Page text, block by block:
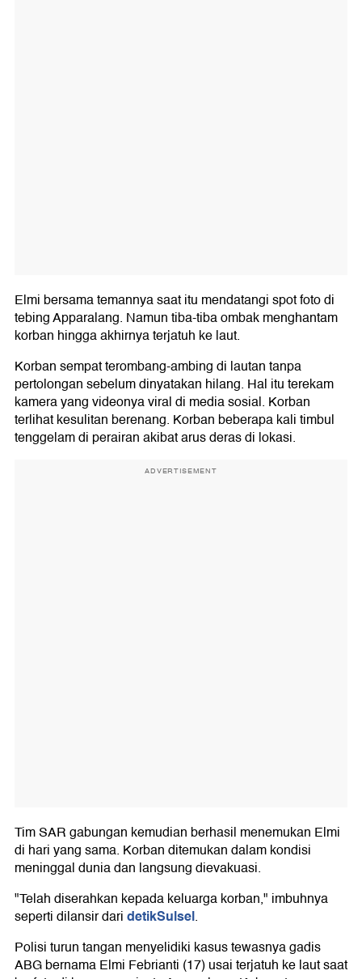
Elmi bersama temannya saat itu mendatangi spot foto di
tebing Apparalang. Namun tiba-tiba ombak menghantam
korban hingga akhirnya terjatuh ke laut.
Korban sempat terombang-ambing di lautan tanpa
pertolongan sebelum dinyatakan hilang. Hal itu terekam
kamera yang videonya viral di media sosial. Korban
terlihat kesulitan berenang. Korban beberapa kali timbul
tenggelam di perairan akibat arus deras di lokasi.
ADVERTISEMENT
Tim SAR gabungan kemudian berhasil menemukan Elmi
di hari yang sama. Korban ditemukan dalam kondisi
meninggal dunia dan langsung dievakuasi.
"Telah diserahkan kepada keluarga korban," imbuhnya
seperti dilansir daridetikSulsel.
Polisi turun tangan menyelidiki kasus tewasnya gadis
ABG bernama Elmi Febrianti (17) usai terjatuh ke laut saat